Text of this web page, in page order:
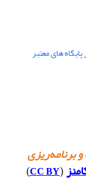
های معتبر
و برنامه‌ریزی
(
CC BY
)